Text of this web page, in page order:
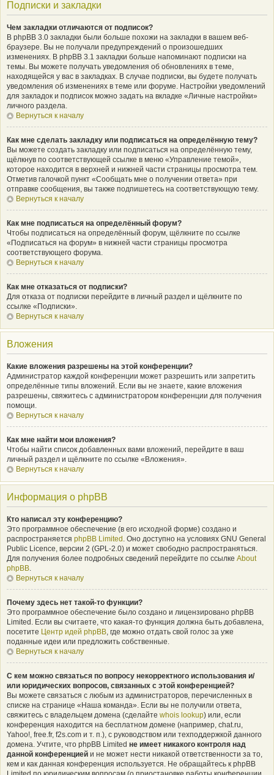
Подписки и закладки
Чем закладки отличаются от подписок?
В phpBB 3.0 закладки были больше похожи на закладки в вашем веб-
браузере. Вы не получали предупреждений о произошедших
изменениях. В phpBB 3.1 закладки больше напоминают подписки на
темы. Вы можете получать уведомления об обновлениях в теме,
находящейся у вас в закладках. В случае подписки, вы будете получать
уведомления об изменениях в теме или форуме. Настройки уведомлений
для закладок и подписок можно задать на вкладке «Личные настройки»
личного раздела.
Вернуться к началу
Как мне сделать закладку или подписаться на определённую тему?
Вы можете создать закладку или подписаться на определённую тему,
щёлкнув по соответствующей ссылке в меню «Управление темой»,
которое находится в верхней и нижней части страницы просмотра тем.
Отметив галочкой пункт «Сообщать мне о получении ответа» при
отправке сообщения, вы также подпишетесь на соответствующую тему.
Вернуться к началу
Как мне подписаться на определённый форум?
Чтобы подписаться на определённый форум, щёлкните по ссылке
«Подписаться на форум» в нижней части страницы просмотра
соответствующего форума.
Вернуться к началу
Как мне отказаться от подписки?
Для отказа от подписки перейдите в личный раздел и щёлкните по
ссылке «Подписки».
Вернуться к началу
Вложения
Какие вложения разрешены на этой конференции?
Администратор каждой конференции может разрешить или запретить
определённые типы вложений. Если вы не знаете, какие вложения
разрешены, свяжитесь с администратором конференции для получения
помощи.
Вернуться к началу
Как мне найти мои вложения?
Чтобы найти список добавленных вами вложений, перейдите в ваш
личный раздел и щёлкните по ссылке «Вложения».
Вернуться к началу
Информация о phpBB
Кто написал эту конференцию?
Это программное обеспечение (в его исходной форме) создано и
распространяется phpBB Limited . Оно доступно на условиях GNU General
Public Licence, версии 2 (GPL-2.0) и может свободно распространяться.
Для получения более подробных сведений перейдите по ссылке About
phpBB.
Вернуться к началу
Почему здесь нет такой-то функции?
Это программное обеспечение было создано и лицензировано phpBB
Limited. Если вы считаете, что какая-то функция должна быть добавлена,
посетите Центр идей phpBB, где можно отдать свой голос за уже
поданные идеи или предложить собственные.
Вернуться к началу
С кем можно связаться по вопросу некорректного использования и/
или юридических вопросов, связанных с этой конференцией?
Вы можете связаться с любым из администраторов, перечисленных в
списке на странице «Наша команда». Если вы не получили ответа,
свяжитесь с владельцем домена (сделайте whois lookup) или, если
конференция находится на бесплатном домене (например, chat.ru,
Yahoo!, free.fr, f2s.com и т. п.), с руководством или техподдержкой данного
домена. Учтите, что phpBB Limited не имеет никакого контроля над
данной конференцией и не может нести никакой ответственности за то,
кем и как данная конференция используется. Не обращайтесь к phpBB